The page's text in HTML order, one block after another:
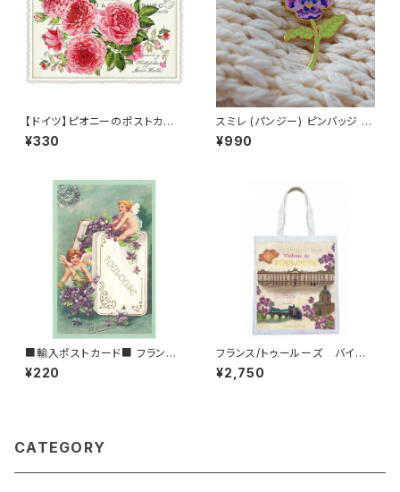
【ドイツ】ピオニーのポストカー
ド ラメ＆ダイカット加工 ■輸入
ポストカード■ pink peony
¥330
スミレ (パンジー) ピンバッジ P
ansy
¥990
■輸入ポストカード■ フランス/
トゥールーズ スミレとエンジェ
ル Toulouse バイオレット
¥220
フランス/トゥールーズ バイオ
レット(スミレ)のトートバッグ V
iolette de TOULOUSE コ
¥2,750
CATEGORY